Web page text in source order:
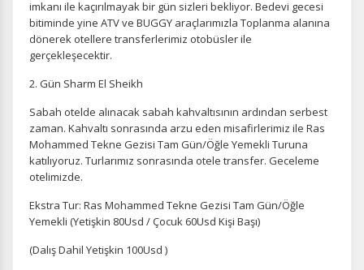
imkanı ile kaçırılmayak bir gün sizleri bekliyor. Bedevi gecesi
bitiminde yine ATV ve BUGGY araçlarımızla Toplanma alanına
dönerek otellere transferlerimiz otobüsler ile
gerçekleşecektir.
2. Gün Sharm El Sheikh
Sabah otelde alınacak sabah kahvaltısının ardından serbest
zaman. Kahvaltı sonrasında arzu eden misafirlerimiz ile Ras
Mohammed Tekne Gezisi Tam Gün/Öğle Yemekli Turuna
katılıyoruz. Turlarımız sonrasında otele transfer. Geceleme
otelimizde.
Ekstra Tur: Ras Mohammed Tekne Gezisi Tam Gün/Öğle
Yemekli (Yetişkin 80Usd / Çocuk 60Usd Kişi Başı)
(Dalış Dahil Yetişkin 100Usd )